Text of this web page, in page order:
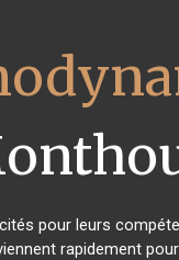
pour leurs
rapidement